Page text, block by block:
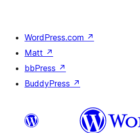
WordPress.com ↗
Matt ↗
bbPress ↗
BuddyPress ↗